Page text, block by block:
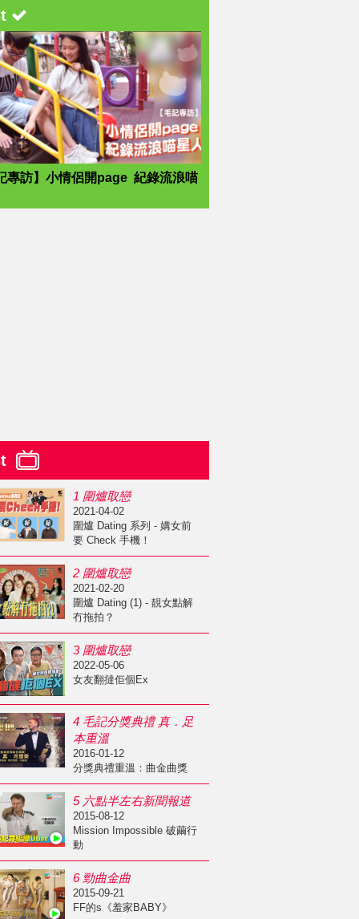
專訪】小情侶開page 紀錄流浪喵
1 圍爐取戀
2021-04-02
圍爐 Dating 系列 - 媾女前
要 Check 手機！
2 圍爐取戀
2021-02-20
圍爐 Dating (1) - 靚女點解
冇拖拍？
3 圍爐取戀
2022-05-06
女友翻撻佢個Ex
4 毛記分獎典禮 真．足
本重溫
2016-01-12
分獎典禮重溫：曲金曲獎
5 六點半左右新聞報道
2015-08-12
Mission Impossible 破繭行
動
6 勁曲金曲
2015-09-21
FF的s《羞家BABY》